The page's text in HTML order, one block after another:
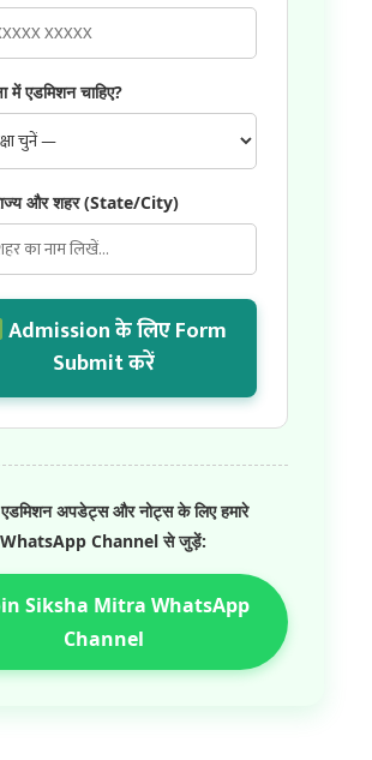
में एडमिशन चाहिए?
और शहर (State/City)
Admission के लिए Form
Submit करें
अपडेट्स और नोट्स के लिए हमारे
WhatsApp Channel से जुड़ें:
Siksha Mitra WhatsApp
Channel